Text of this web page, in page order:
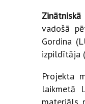
Zinātniskā
vadošā
Gordina
izpildītāja
Projekta
laikmetā